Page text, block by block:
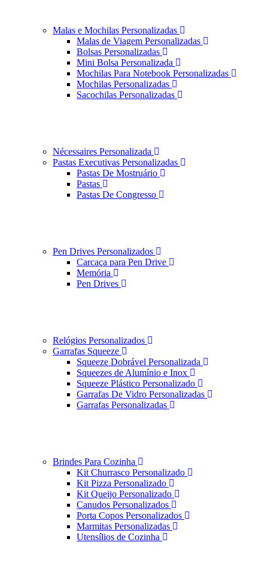
Malas e Mochilas Personalizadas
Malas de Viagem Personalizadas
Bolsas Personalizadas
Mini Bolsa Personalizada
Mochilas Para Notebook Personalizadas
Mochilas Personalizadas
Sacochilas Personalizadas
Nécessaires Personalizada
Pastas Executivas Personalizadas
Pastas De Mostruário
Pastas
Pastas De Congresso
Pen Drives Personalizados
Carcaça para Pen Drive
Memória
Pen Drives
Relógios Personalizados
Garrafas Squeeze
Squeeze Dobrável Personalizada
Squeezes de Alumínio e Inox
Squeeze Plástico Personalizado
Garrafas De Vidro Personalizadas
Garrafas Personalizadas
Brindes Para Cozinha
Kit Churrasco Personalizado
Kit Pizza Personalizado
Kit Queijo Personalizado
Canudos Personalizados
Porta Copos Personalizados
Marmitas Personalizadas
Utensílios de Cozinha